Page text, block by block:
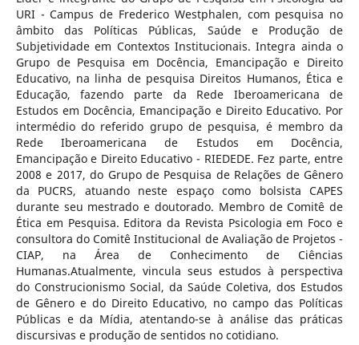
URI - Campus de Frederico Westphalen, com pesquisa no
âmbito das Políticas Públicas, Saúde e Produção de
Subjetividade em Contextos Institucionais. Integra ainda o
Grupo de Pesquisa em Docência, Emancipação e Direito
Educativo, na linha de pesquisa Direitos Humanos, Ética e
Educação, fazendo parte da Rede Iberoamericana de
Estudos em Docência, Emancipação e Direito Educativo. Por
intermédio do referido grupo de pesquisa, é membro da
Rede Iberoamericana de Estudos em Docência,
Emancipação e Direito Educativo - RIEDEDE. Fez parte, entre
2008 e 2017, do Grupo de Pesquisa de Relações de Gênero
da PUCRS, atuando neste espaço como bolsista CAPES
durante seu mestrado e doutorado. Membro de Comitê de
Ética em Pesquisa. Editora da Revista Psicologia em Foco e
consultora do Comitê Institucional de Avaliação de Projetos -
CIAP, na Área de Conhecimento de Ciências
Humanas.Atualmente, vincula seus estudos à perspectiva
do Construcionismo Social, da Saúde Coletiva, dos Estudos
de Gênero e do Direito Educativo, no campo das Políticas
Públicas e da Mídia, atentando-se à análise das práticas
discursivas e produção de sentidos no cotidiano.